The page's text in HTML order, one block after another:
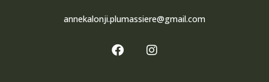
annekalonji.plumassiere@gmail.com
F
a
I
n